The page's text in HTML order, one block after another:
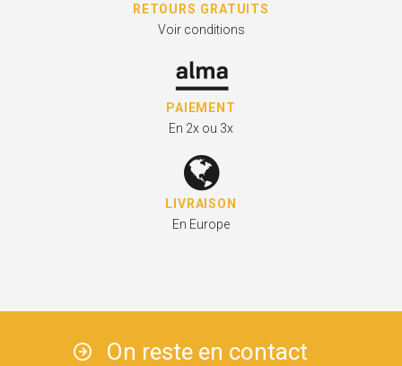
RETOURS GRATUITS
Voir conditions
PAIEMENT
En 2x ou 3x
LIVRAISON
En Europe
On reste en contact